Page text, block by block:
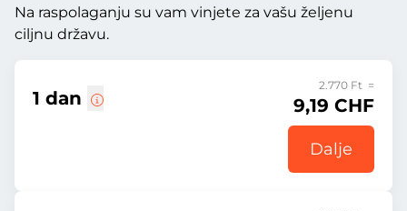
Na raspolaganju su vam vinjete za vašu željenu
ciljnu državu.
1 dan
2.770 Ft =
9,19 CHF
Dalje